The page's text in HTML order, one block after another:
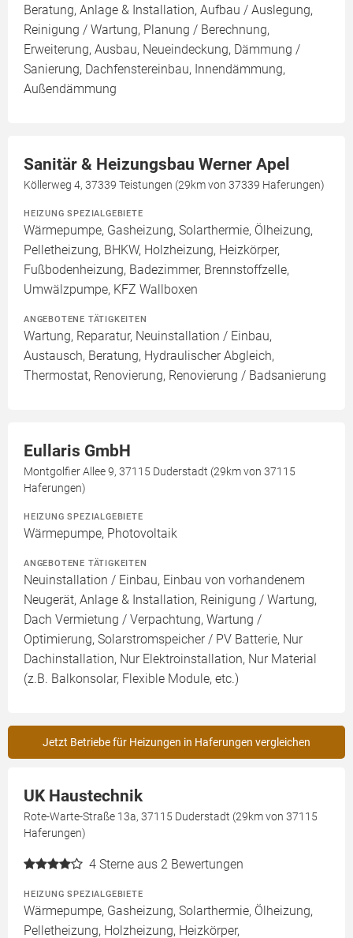
Beratung, Anlage & Installation, Aufbau / Auslegung,
Reinigung / Wartung, Planung / Berechnung,
Erweiterung, Ausbau, Neueindeckung, Dämmung /
Sanierung, Dachfenstereinbau, Innendämmung,
Außendämmung
Sanitär & Heizungsbau Werner Apel
Köllerweg 4, 37339 Teistungen (29km von 37339 Haferungen)
HEIZUNG SPEZIALGEBIETE
Wärmepumpe, Gasheizung, Solarthermie, Ölheizung,
Pelletheizung, BHKW, Holzheizung, Heizkörper,
Fußbodenheizung, Badezimmer, Brennstoffzelle,
Umwälzpumpe, KFZ Wallboxen
ANGEBOTENE TÄTIGKEITEN
Wartung, Reparatur, Neuinstallation / Einbau,
Austausch, Beratung, Hydraulischer Abgleich,
Thermostat, Renovierung, Renovierung / Badsanierung
Eullaris GmbH
Montgolfier Allee 9, 37115 Duderstadt (29km von 37115
Haferungen)
HEIZUNG SPEZIALGEBIETE
Wärmepumpe, Photovoltaik
ANGEBOTENE TÄTIGKEITEN
Neuinstallation / Einbau, Einbau von vorhandenem
Neugerät, Anlage & Installation, Reinigung / Wartung,
Dach Vermietung / Verpachtung, Wartung /
Optimierung, Solarstromspeicher / PV Batterie, Nur
Dachinstallation, Nur Elektroinstallation, Nur Material
(z.B. Balkonsolar, Flexible Module, etc.)
Jetzt Betriebe für Heizungen in Haferungen vergleichen
UK Haustechnik
Rote-Warte-Straße 13a, 37115 Duderstadt (29km von 37115
Haferungen)
4 Sterne aus 2 Bewertungen
HEIZUNG SPEZIALGEBIETE
Wärmepumpe, Gasheizung, Solarthermie, Ölheizung,
Pelletheizung, Holzheizung, Heizkörper,